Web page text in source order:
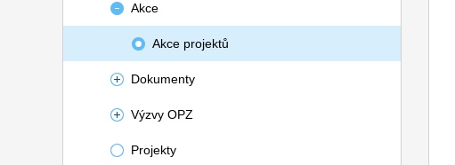
Akce
Akce projektů
Dokumenty
Výzvy OPZ
Projekty